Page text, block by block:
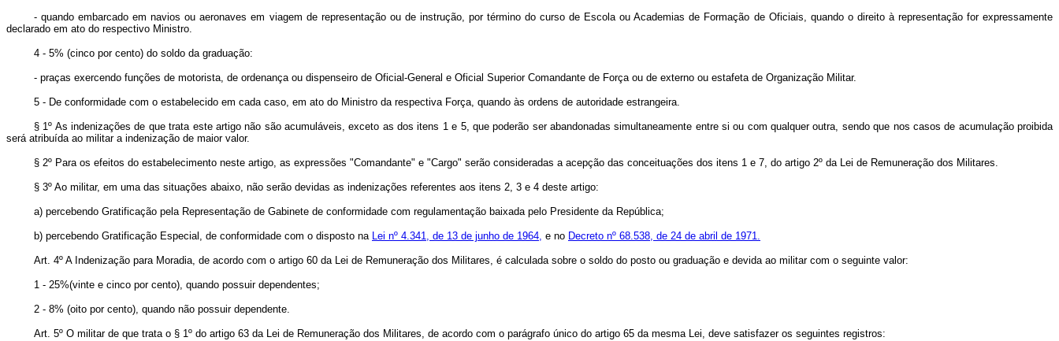
- quando embarcado em navios ou aeronaves em viagem de representação ou de instrução, por término do curso de Escola ou Academias de Formação de Oficiais, quando o direito à representação for expressamente
declarado em ato do respectivo Ministro.
4 - 5% (cinco por cento) do soldo da graduação:
- praças exercendo funções de motorista, de ordenança ou dispenseiro de Oficial-General e Oficial Superior Comandante de Força ou de externo ou estafeta de Organização Militar.
5 - De conformidade com o estabelecido em cada caso, em ato do Ministro da respectiva Força, quando às ordens de autoridade estrangeira.
§ 1º As indenizações de que trata este artigo não são acumuláveis, exceto as dos itens 1 e 5, que poderão ser abandonadas simultaneamente entre si ou com qualquer outra, sendo que nos casos de acumulação proibida
será atribuída ao militar a indenização de maior valor.
§ 2º Para os efeitos do estabelecimento neste artigo, as expressões "Comandante" e "Cargo" serão consideradas a acepção das conceituações dos itens 1 e 7, do artigo 2º da Lei de Remuneração dos Militares.
§ 3º Ao militar, em uma das situações abaixo, não serão devidas as indenizações referentes aos itens 2, 3 e 4 deste artigo:
a) percebendo Gratificação pela Representação de Gabinete de conformidade com regulamentação baixada pelo Presidente da República;
b) percebendo Gratificação Especial, de conformidade com o disposto na Lei nº 4.341, de 13 de junho de 1964, e no Decreto nº 68.538, de 24 de abril de 1971.
Art. 4º A Indenização para Moradia, de acordo com o artigo 60 da Lei de Remuneração dos Militares, é calculada sobre o soldo do posto ou graduação e devida ao militar com o seguinte valor:
1 - 25%(vinte e cinco por cento), quando possuir dependentes;
2 - 8% (oito por cento), quando não possuir dependente.
Art. 5º O militar de que trata o § 1º do artigo 63 da Lei de Remuneração dos Militares, de acordo com o parágrafo único do artigo 65 da mesma Lei, deve satisfazer os seguintes registros: